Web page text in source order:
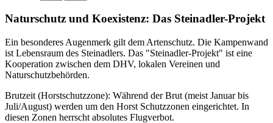
Naturschutz und Koexistenz: Das Steinadler-Projekt
Ein besonderes Augenmerk gilt dem Artenschutz. Die Kampenwand
ist Lebensraum des Steinadlers. Das "Steinadler-Projekt" ist eine
Kooperation zwischen dem DHV, lokalen Vereinen und
Naturschutzbehörden.
Brutzeit (Horstschutzzone): Während der Brut (meist Januar bis
Juli/August) werden um den Horst Schutzzonen eingerichtet. In
diesen Zonen herrscht absolutes Flugverbot.